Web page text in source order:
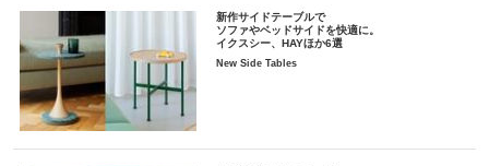
新作サイドテーブルで
ソファやベッドサイドを快適に。
イクスシー、HAYほか6選
New Side Tables